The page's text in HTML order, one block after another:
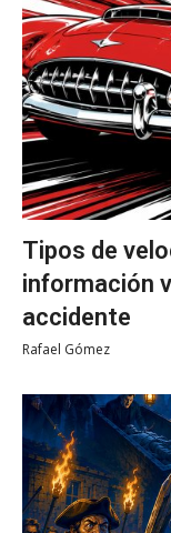
Tipos de
información
accidente
Rafael Gómez